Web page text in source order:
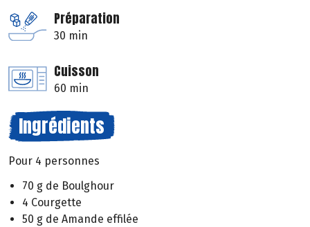
Préparation
30 min
Cuisson
60 min
Ingrédients
Pour 4 personnes
70 g de Boulghour
4 Courgette
50 g de Amande effilée